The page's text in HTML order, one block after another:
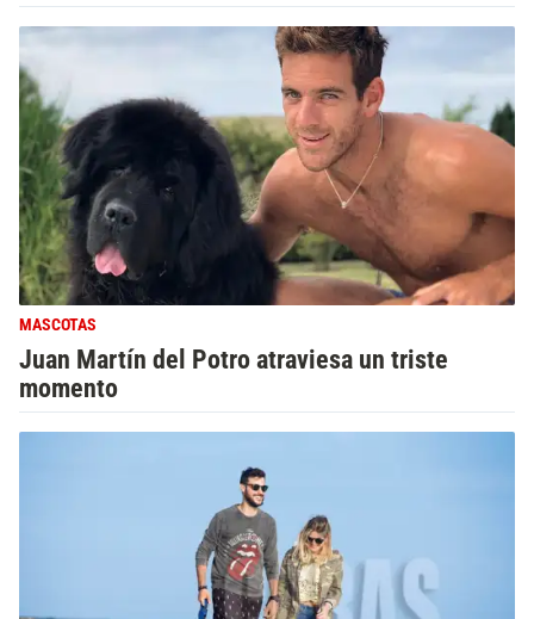
MASCOTAS
Juan Martín del Potro atraviesa un triste
momento